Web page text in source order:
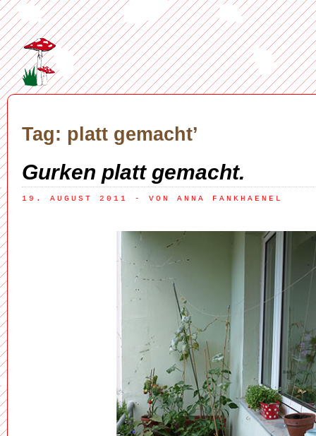
Tag: platt gemacht’
Gurken platt gemacht.
19. AUGUST 2011 - VON ANNA FANKHAENEL